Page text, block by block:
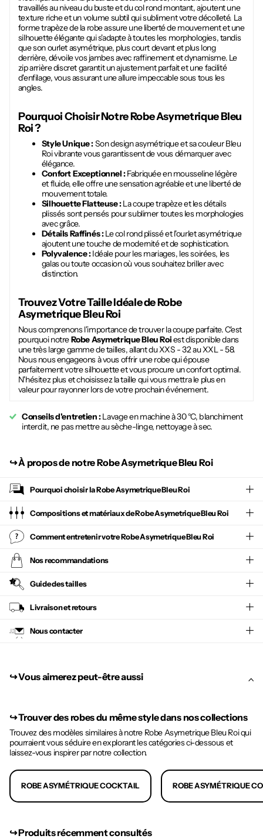
travaillés au niveau du buste et du col rond montant, ajoutent une
texture riche et un volume subtil qui subliment votre décolleté. La
forme trapèze de la robe assure une liberté de mouvement et une
silhouette élégante qui s'adapte à toutes les morphologies, tandis
que son ourlet asymétrique, plus court devant et plus long
derrière, dévoile vos jambes avec raffinement et dynamisme. Le
zip arrière discret garantit un ajustement parfait et une facilité
d'enfilage, vous assurant une allure impeccable sous tous les
angles.
Pourquoi Choisir NotreRobe Asymetrique Bleu
Roi?
Style Unique :Son design asymétrique et sa couleur Bleu
Roi vibrante vous garantissent de vous démarquer avec
élégance.
Confort Exceptionnel :Fabriquée en mousseline légère
et fluide, elle offre une sensation agréable et une liberté de
mouvement totale.
Silhouette Flatteuse :La coupe trapèze et les détails
plissés sont pensés pour sublimer toutes les morphologies
avec grâce.
Détails Raffinés :Le col rond plissé et l'ourlet asymétrique
ajoutent une touche de modernité et de sophistication.
Polyvalence :Idéale pour les mariages, les soirées, les
galas ou toute occasion où vous souhaitez briller avec
distinction.
Trouvez Votre Taille Idéale deRobe
Asymetrique Bleu Roi
Nous comprenons l'importance de trouver la coupe parfaite. C'est
pourquoi notreRobe Asymetrique Bleu Roiest disponible dans
une très large gamme de tailles, allant du XXS - 32 au XXL - 58.
Nous nous engageons à vous offrir une robe qui épouse
parfaitement votre silhouette et vous procure un confort optimal.
N'hésitez plus et choisissez la taille qui vous mettra le plus en
valeur pour rayonner lors de votre prochain événement.
Conseils d'entretien :Lavage en machine à 30 °C, blanchiment
interdit, ne pas mettre au sèche-linge, nettoyage à sec.
↪︎À propos de notre Robe Asymetrique Bleu Roi
Pourquoi choisir laRobe Asymetrique Bleu Roi
Compositions et matériaux de Robe Asymetrique Bleu Roi
Comment entretenir votreRobe Asymetrique Bleu Roi
Nos recommandations
Guide des tailles
Livraison et retours
Nous contacter
↪︎ Vous aimerez peut-être aussi
↪︎Trouver des robes du même style dans nos collections
Trouvez des modèles similaires à notre Robe Asymetrique Bleu Roi qui
pourraient vous séduire en explorant les catégories ci-dessous et
laissez-vous inspirer par notre collection.
ROBE ASYMÉTRIQUE COCKTAIL ROBE ASYMÉTRIQUE
↪︎ Produits récemment consultés